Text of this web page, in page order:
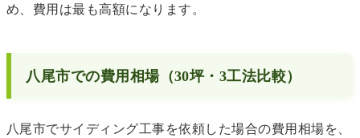
め、費用は最も高額になります。
八尾市での費用相場（30坪・3工法比較）
八尾市でサイディング工事を依頼した場合の費用相場を、